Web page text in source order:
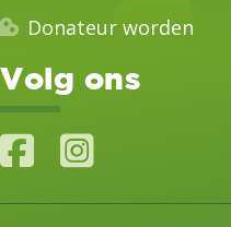
Donateur worden
Volg ons